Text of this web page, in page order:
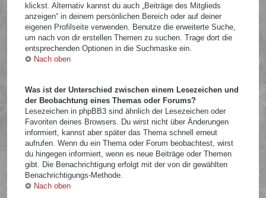
klickst. Alternativ kannst du auch „Beiträge des Mitglieds
anzeigen“ in deinem persönlichen Bereich oder auf deiner
eigenen Profilseite verwenden. Benutze die erweiterte Suche,
um nach von dir erstellen Themen zu suchen. Trage dort die
entsprechenden Optionen in die Suchmaske ein.
Nach oben
Was ist der Unterschied zwischen einem Lesezeichen und
der Beobachtung eines Themas oder Forums?
Lesezeichen in phpBB3 sind ähnlich der Lesezeichen oder
Favoriten deines Browsers. Du wirst nicht über Änderungen
informiert, kannst aber später das Thema schnell erneut
aufrufen. Wenn du ein Thema oder Forum beobachtest, wirst
du hingegen informiert, wenn es neue Beiträge oder Themen
gibt. Die Benachrichtigung erfolgt mit der von dir gewählten
Benachrichtigungs-Methode.
Nach oben